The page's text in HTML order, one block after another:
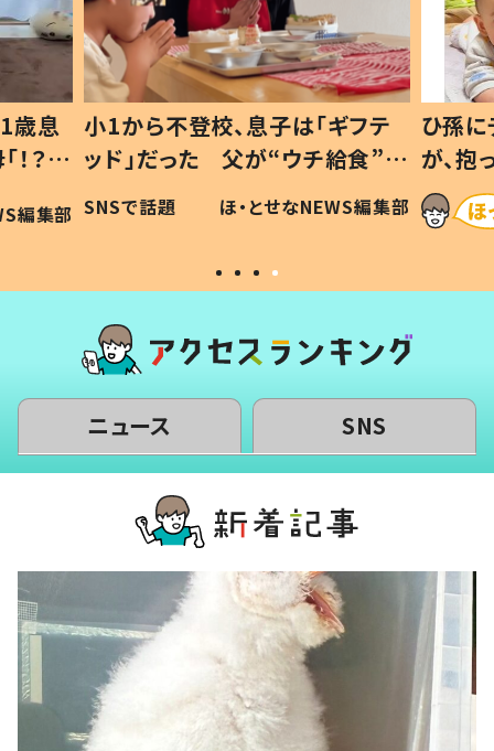
歳息
？」
編集部
小1から不登校、息子は「ギフテ
ッド」だった 父が“ウチ給食”を
作り続ける理由とは #令和の親
#令和の子
SNSで話題 ほ・とせなNEWS編集部
ひ孫
が、
「涙が
い」
ニュース SNS